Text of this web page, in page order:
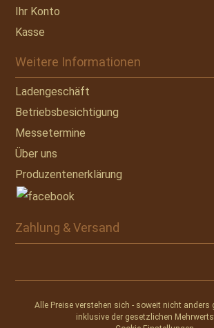
Ihr Konto
Kasse
Weitere Informationen
Ladengeschäft
Betriebsbesichtigung
Messetermine
Über uns
Produzentenerklärung
Zahlung & Versand
Alle Preise verstehen sich - soweit nicht anders
inklusive der gesetzlichen